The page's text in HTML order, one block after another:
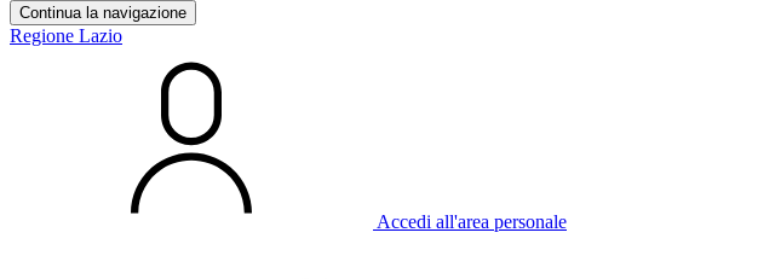
Continua la navigazione
Regione Lazio
Accedi all'area personale